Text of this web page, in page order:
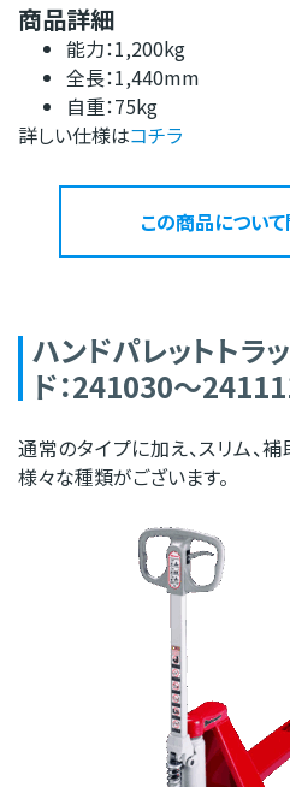
商品詳細
能力：1,200kg
全長：1,440mm
自重：75kg
詳しい仕様はコチラ
この商品につい
ハンドパレットトラ
ド：241030～
通常のタイプに加え、スリム、
様々な種類がございます。